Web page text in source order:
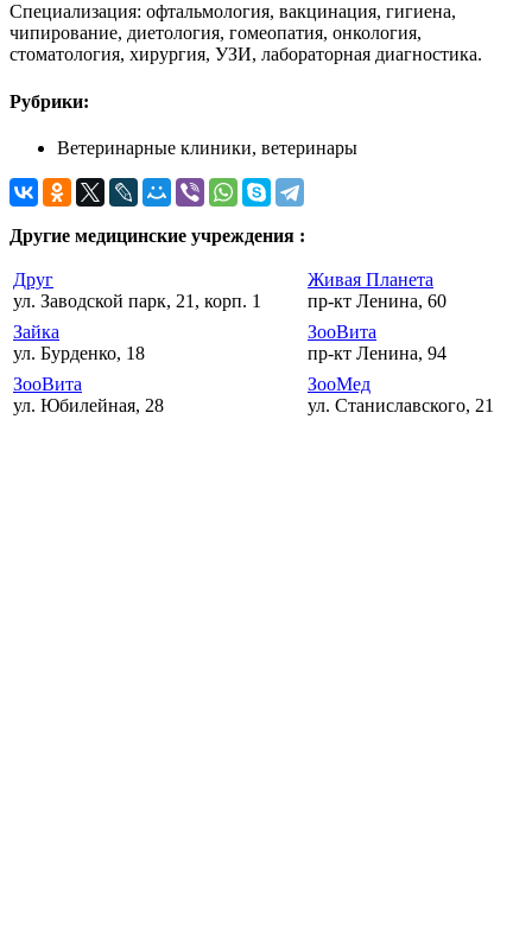
Специализация: офтальмология, вакцинация, гигиена,
чипирование, диетология, гомеопатия, онкология,
стоматология, хирургия, УЗИ, лабораторная диагностика.
Рубрики:
Ветеринарные клиники, ветеринары
Другие медицинские учреждения :
Друг
ул. Заводской парк, 21, корп. 1
Живая Планета
пр-кт Ленина, 60
Зайка
ул. Бурденко, 18
ЗооВита
пр-кт Ленина, 94
ЗооВита
ул. Юбилейная, 28
ЗооМед
ул. Станиславского, 21